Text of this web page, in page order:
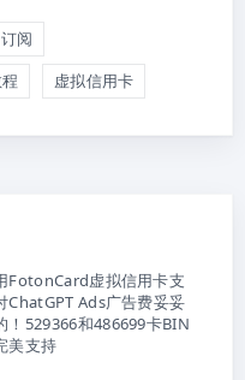
阅
虚拟信用卡
FotonCard虚拟信用卡支
ChatGPT Ads广告费妥妥
！529366和486699卡BIN
美支持